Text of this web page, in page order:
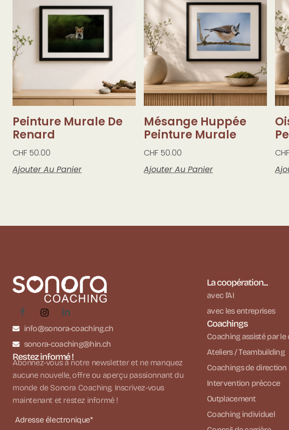
Peinture Murale De
Renard
CHF 50.00
Ajouter Au Panier
Mésange Huppée
Peinture Murale
CHF 50.00
Ajouter Au Panier
CHF
info@sonora-coaching.ch
sonora-coaching@hin.ch
Restez informé !
Abonnez-vous à notre newsletter et ne manquez
aucune nouvelle, offre ou aperçu passionnant du
monde de Sonora Coaching. Inscrivez-vous
maintenant et restez informé !
Adresse électronique*
La coopération...
avec l'AI
avec les entreprises
Coachings
Coaching assisté par le
Ateliers / Teambuilding
Coachings de direction
Intervention précoce
Outplacement
Coaching individuel